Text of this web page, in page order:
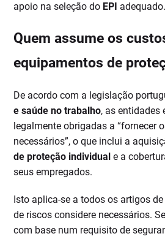
apoio na seleção do EPI adequado.
Quem assume os
equipamentos de
De acordo com a legislação
e saúde no trabalho, as entidades
legalmente obrigadas a “fornecer
necessários”, o que inclui a
de proteção individual e a
seus empregados.
Isto aplica-se a todos os artigos de
de riscos considere necessários.
com base num requisito de